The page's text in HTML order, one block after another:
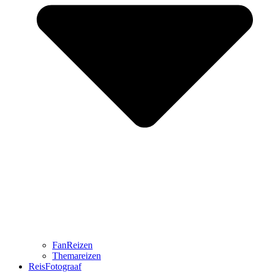
FanReizen
Themareizen
ReisFotograaf